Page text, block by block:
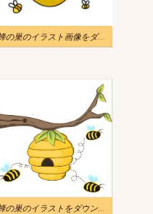
蜂の巣のイラスト画像をダウンロード 2
蜂の巣のイラストをダウンロード Png